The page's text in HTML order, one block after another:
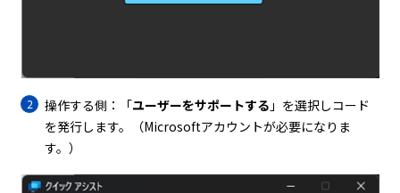
操作する側：「ユーザーをサポートする 」を選択しコード
を発行します。（Microsoftアカウントが必要になりま
す。）